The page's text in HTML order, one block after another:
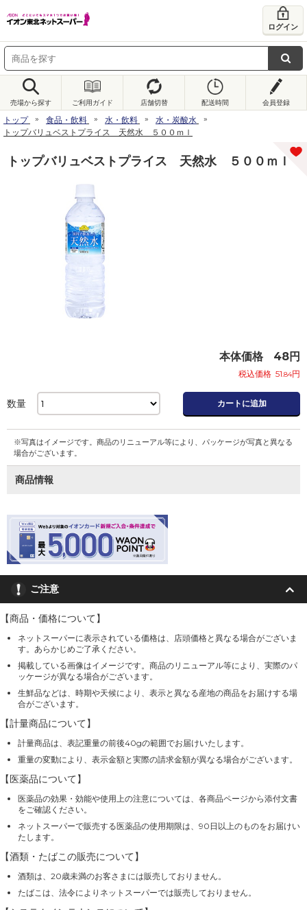
ログイン
売場から探す ご利用ガイド 店舗切替 配送時間 会員登録
トップ 食品・飲料 水・飲料
水・炭酸水
トップバリュベストプライス 天然水 ５００ｍｌ
トップバリュベストプライス 天然水 ５００ｍｌ
本体価格 48円
税込価格 51.84円
数量 カートに追加
※写真はイメージです。商品のリニューアル等により、パッケージが写真と異なる
場合がございます。
商品情報
ご注意
【商品・価格について】
ネットスーパーに表示されている価格は、店頭価格と異なる場合がございま
す。あらかじめご了承ください。
掲載している画像はイメージです。商品のリニューアル等により、実際のパ
ッケージが異なる場合がございます。
生鮮品などは、時期や天候により、表示と異なる産地の商品をお届けする場
合がございます。
【計量商品について】
計量商品は、表記重量の前後40gの範囲でお届けいたします。
重量の変動により、表示金額と実際の請求金額が異なる場合がございます。
【医薬品について】
医薬品の効果・効能や使用上の注意については、各商品ページから添付文書
をご確認ください。
ネットスーパーで販売する医薬品の使用期限は、90日以上のものをお届けい
たします。
【酒類・たばこの販売について】
酒類は、20歳未満のお客さまには販売しておりません。
たばこは、法令によりネットスーパーでは販売しておりません。